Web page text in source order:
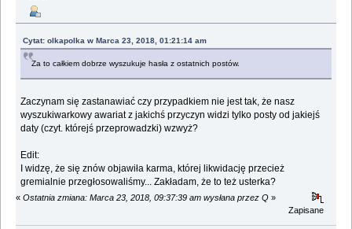
Cytat: olkapolka w Marca 23, 2018, 01:21:14 am
Za to całkiem dobrze wyszukuje hasła z ostatnich postów.
Zaczynam się zastanawiać czy przypadkiem nie jest tak, że nasz
wyszukiwarkowy awariat z jakichś przyczyn widzi tylko posty od jakiejś
daty (czyt. którejś przeprowadzki) wzwyż?
Edit:
I widzę, że się znów objawiła karma, której likwidację przecież
gremialnie przegłosowaliśmy... Zakładam, że to też usterka?
« Ostatnia zmiana: Marca 23, 2018, 09:37:39 am wysłana przez Q »
Zapisane